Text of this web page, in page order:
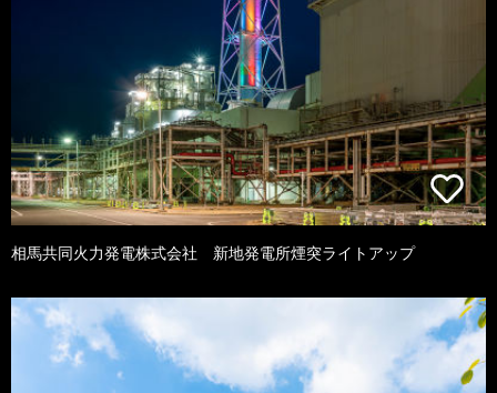
相馬共同火力発電株式会社 新地発電所煙突ライトアップ